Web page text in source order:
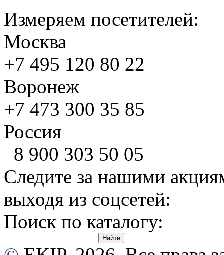
Измеряем посетителей:
Москва
+7 495 120 80 22
Воронеж
+7 473 300 35 85
Россия
8 900 303 50 05
Следите за нашими
выходя из соцсетей:
Поиск по каталогу: